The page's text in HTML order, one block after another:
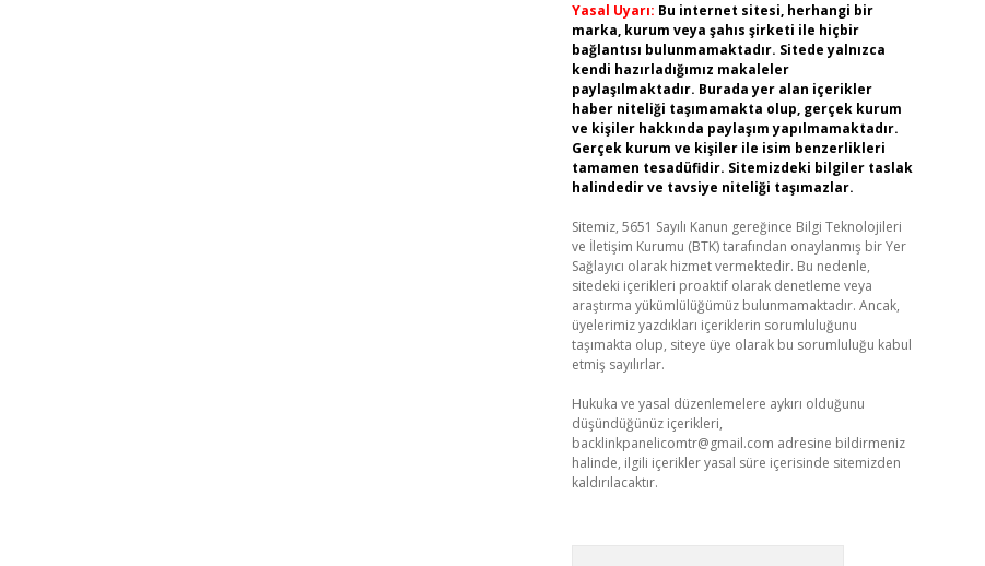
Yasal Uyarı: Bu internet sitesi, herhangi bir
marka, kurum veya şahıs şirketi ile hiçbir
bağlantısı bulunmamaktadır. Sitede yalnızca
kendi hazırladığımız makaleler
paylaşılmaktadır. Burada yer alan içerikler
haber niteliği taşımamakta olup, gerçek kurum
ve kişiler hakkında paylaşım yapılmamaktadır.
Gerçek kurum ve kişiler ile isim benzerlikleri
tamamen tesadüfidir. Sitemizdeki bilgiler taslak
halindedir ve tavsiye niteliği taşımazlar.
Sitemiz, 5651 Sayılı Kanun gereğince Bilgi Teknolojileri
ve İletişim Kurumu (BTK) tarafından onaylanmış bir Yer
Sağlayıcı olarak hizmet vermektedir. Bu nedenle,
sitedeki içerikleri proaktif olarak denetleme veya
araştırma yükümlülüğümüz bulunmamaktadır. Ancak,
üyelerimiz yazdıkları içeriklerin sorumluluğunu
taşımakta olup, siteye üye olarak bu sorumluluğu kabul
etmiş sayılırlar.
Hukuka ve yasal düzenlemelere aykırı olduğunu
düşündüğünüz içerikleri,
backlinkpanelicomtr@gmail.com adresine bildirmeniz
halinde, ilgili içerikler yasal süre içerisinde sitemizden
kaldırılacaktır.